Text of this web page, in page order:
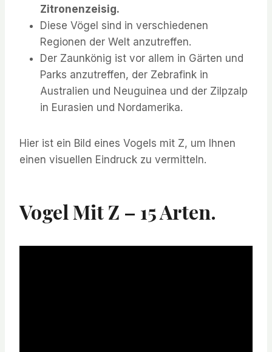
Zitronenzeisig.
Diese Vögel sind in verschiedenen
Regionen der Welt anzutreffen.
Der Zaunkönig ist vor allem in Gärten und
Parks anzutreffen, der Zebrafink in
Australien und Neuguinea und der Zilpzalp
in Eurasien und Nordamerika.
Hier ist ein Bild eines Vogels mit Z, um Ihnen
einen visuellen Eindruck zu vermitteln.
Vogel Mit Z – 15 Arten.